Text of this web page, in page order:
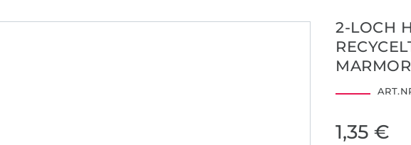
2-LOCH
1,35 €